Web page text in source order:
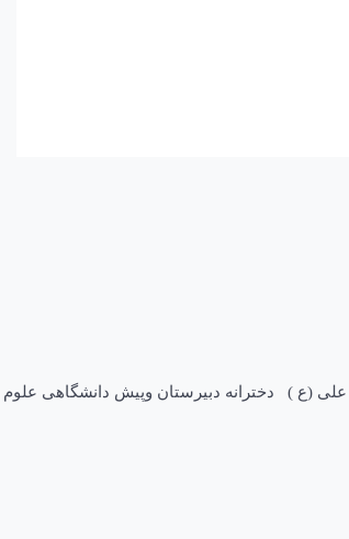
کوى ش ۱۳ ۲۵۳۱۹۶۰ پسرانه علامه طباطبائی عادی-دولتی ۱ بزرگراه امام خیابان امام علی (ع ) دخترانه دبیرستان وپیش دانشگاهی علوم